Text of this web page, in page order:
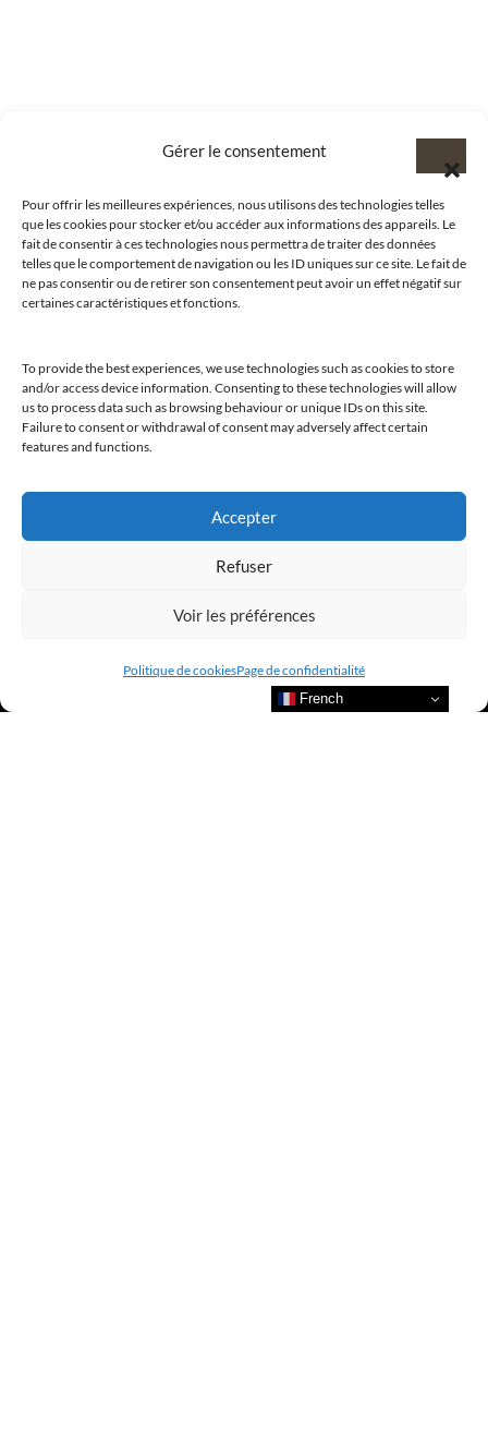
Gérer le consentement
Pour offrir les meilleures expériences, nous utilisons des technologies telles
que les cookies pour stocker et/ou accéder aux informations des appareils. Le
fait de consentir à ces technologies nous permettra de traiter des données
telles que le comportement de navigation ou les ID uniques sur ce site. Le fait de
ne pas consentir ou de retirer son consentement peut avoir un effet négatif sur
certaines caractéristiques et fonctions.
To provide the best experiences, we use technologies such as cookies to store
and/or access device information. Consenting to these technologies will allow
us to process data such as browsing behaviour or unique IDs on this site.
Failure to consent or withdrawal of consent may adversely affect certain
features and functions.
Accepter
Refuser
Voir les préférences
Politique de cookiesPage de confidentialité
@clubamilcar
French